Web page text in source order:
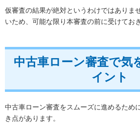
仮審査の結果が絶対というわけではありま
いため、可能な限り本審査の前に受けてお
中古車ローン審査で気
イント
中古車ローン審査をスムーズに進めるため
き点があります。